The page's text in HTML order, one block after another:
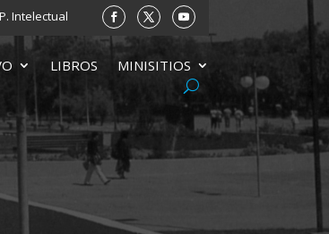
P. Intelectual
LIBROS MINISITIOS